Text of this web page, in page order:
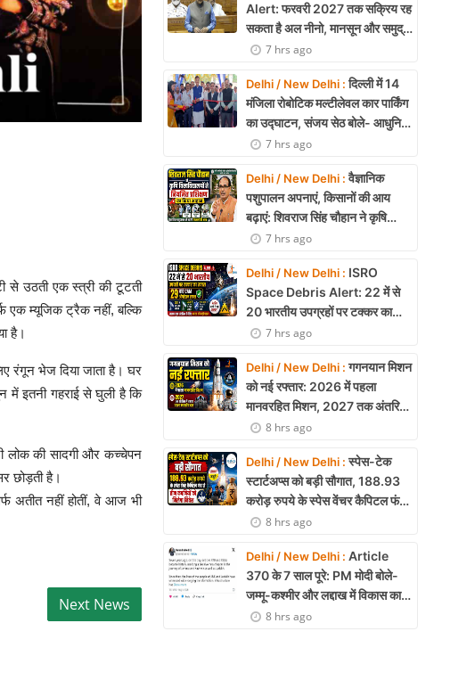
से उठती एक स्त्री की टूटती
एक म्यूजिक ट्रैक नहीं, बल्कि
है।
रंगून भेज दिया जाता है। घर
में इतनी गहराई से घुली है कि
लोक की सादगी और कच्चेपन
छोड़ती है।
अतीत नहीं होतीं, वे आज भी
Alert: फरवरी 2027 तक सक्रिय रह
सकता है अल नीनो, मानसून और समुद्री
पारिस्थितिकी पर असर की आशंका
7 hrs ago
Delhi / New Delhi :दिल्ली में 14
मंजिला रोबोटिक मल्टीलेवल कार पार्किंग
का उद्घाटन, संजय सेठ बोले- आधुनिक
तकनीक से मिलेगी बड़ी राहत
7 hrs ago
Delhi / New Delhi :वैज्ञानिक
पशुपालन अपनाएं, किसानों की आय
बढ़ाएं: शिवराज सिंह चौहान ने कृषि
विश्वविद्यालयों से नियमित प्रशिक्षण का
7 hrs ago
Delhi / New Delhi : ISRO
Space Debris Alert: 22 में से
20 भारतीय उपग्रहों पर टक्कर का
खतरा, 29 बार CAM ऑपरेशन सफल
7 hrs ago
Delhi / New Delhi :गगनयान मिशन
को नई रफ्तार: 2026 में पहला
मानवरहित मिशन, 2027 तक अंतरिक्ष
में जाएगा पहला भारतीय दल
8 hrs ago
Delhi / New Delhi :स्पेस-टेक
स्टार्टअप्स को बड़ी सौगात, 188.93
करोड़ रुपये के स्पेस वेंचर कैपिटल फंड
से तीन कंपनियों को मिलेगा निवेश
8 hrs ago
Delhi / New Delhi : Article
370 के 7 साल पूरे: PM मोदी बोले-
जम्मू-कश्मीर और लद्दाख में विकास का
नया युग शुरू
8 hrs ago